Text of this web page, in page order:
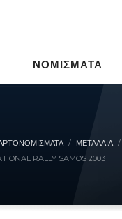
ΝΟΜΙΣΜΑΤΑ
ΜΕΤΑΛΛΙΑ
RALLY SAMOS 2003